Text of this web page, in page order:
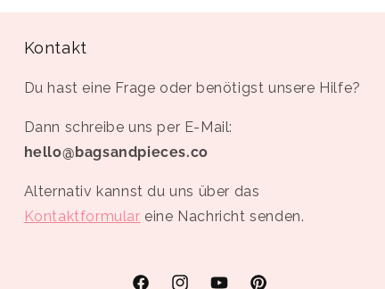
Kontakt
Du hast eine Frage oder benötigst unsere Hilfe?
Dann schreibe uns per E-Mail:
hello@bagsandpieces.co
Alternativ kannst du uns über das
Kontaktformular eine Nachricht senden.